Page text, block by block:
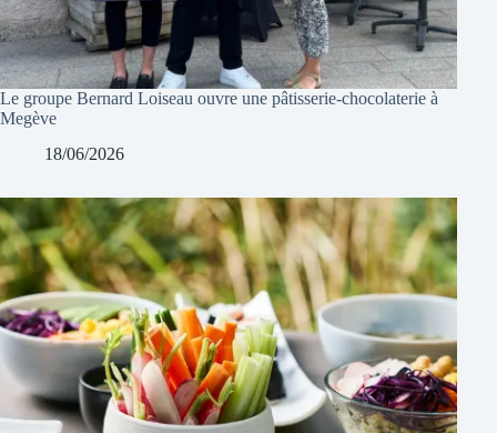
Le groupe Bernard Loiseau ouvre une pâtisserie-chocolaterie à
Megève
18/06/2026